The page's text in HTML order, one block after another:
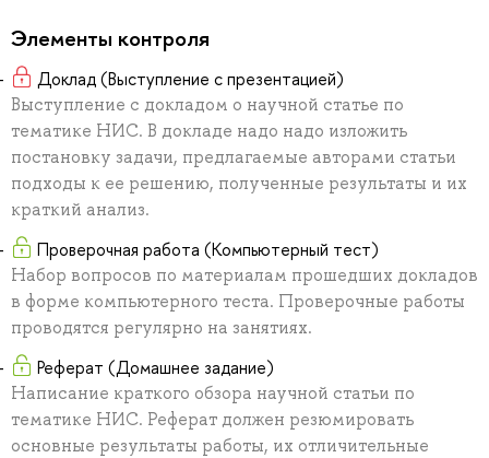
Элементы контроля
Доклад (Выступление с презентацией)
Выступление с докладом о научной статье по
тематике НИС. В докладе надо надо изложить
постановку задачи, предлагаемые авторами статьи
подходы к ее решению, полученные результаты и их
краткий анализ.
Проверочная работа (Компьютерный тест)
Набор вопросов по материалам прошедших докладов
в форме компьютерного теста. Проверочные работы
проводятся регулярно на занятиях.
Реферат (Домашнее задание)
Написание краткого обзора научной статьи по
тематике НИС. Реферат должен резюмировать
основные результаты работы, их отличительные